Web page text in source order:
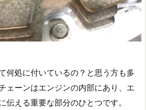
何処に付いているの？と思う方も多
ェーンはエンジンの内部にあり、エ
伝える重要な部分のひとつです。